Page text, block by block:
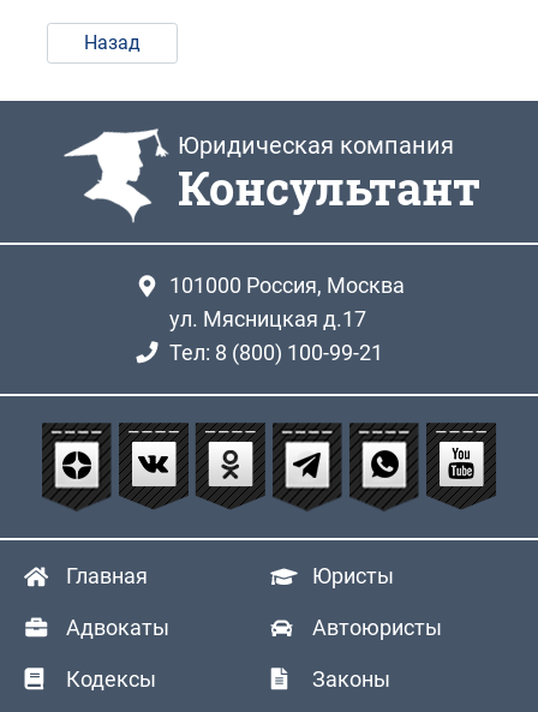
Назад
Юридическая компания
Консультант
101000 Россия, Москва
ул. Мясницкая д.17
Тел: 8 (800) 100-99-21
Главная Юристы
Адвокаты Автоюристы
Кодексы Законы